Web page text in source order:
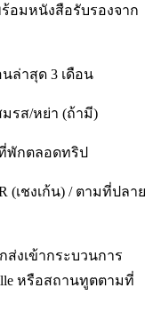
ร้อมหนังสือรับรองจาก
ล่าสุด 3 เดือน
รส/หย่า (ถ้ามี)
พักตลอดทริป
(เชงเก้น) / ตามที่ปลาย
ส่งเข้ากระบวนการ
หรือสถานทูตตามที่